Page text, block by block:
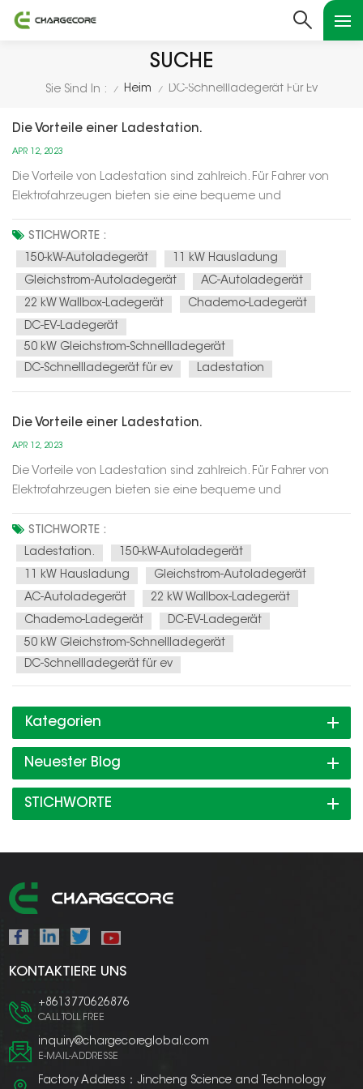
SUCHE
Sie Sind In : / Heim / DC-Schnellladegerät Für Ev
Die Vorteile einer Ladestation.
APR 12, 2023
Die Vorteile von Ladestation sind zahlreich. Für Fahrer von
Elektrofahrzeugen bieten sie eine bequeme und
aufzuladen, sodass sie längere Strecken zurücklegen
können, ohne befürchten zu müssen, dass ihnen der Strom
ausgeht. Für Unternehmen könn...
STICHWORTE :
150-kW-Autoladegerät
11 kW Hausladung
Gleichstrom-Autoladegerät
AC-Autoladegerät
22 kW Wallbox-Ladegerät
Chademo-Ladegerät
DC-EV-Ladegerät
50 kW Gleichstrom-Schnellladegerät
DC-Schnellladegerät für ev
Ladestation
Die Vorteile einer Ladestation.
APR 12, 2023
Die Vorteile von Ladestation sind zahlreich. Für Fahrer von
Elektrofahrzeugen bieten sie eine bequeme und
aufzuladen, sodass sie längere Strecken zurücklegen
können, ohne befürchten zu müssen, dass ihnen der Strom
ausgeht. Für Unternehmen könn...
STICHWORTE :
Ladestation.
150-kW-Autoladegerät
11 kW Hausladung
Gleichstrom-Autoladegerät
AC-Autoladegerät
22 kW Wallbox-Ladegerät
Chademo-Ladegerät
DC-EV-Ladegerät
50 kW Gleichstrom-Schnellladegerät
DC-Schnellladegerät für ev
Kategorien
Neuester Blog
STICHWORTE
KONTAKTIERE UNS
+8613770626876
CALL TOLL FREE
inquiry@chargecoreglobal.com
E-MAIL-ADDRESSE
Factory Address：Jincheng Science and Technology